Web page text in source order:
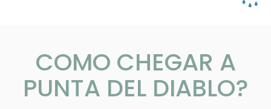
COMO CHEGAR A
PUNTA DEL DIABLO?